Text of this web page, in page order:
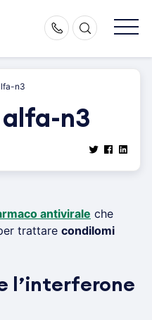
n3
alfa-n3
antivirale che
trattare condilomi
l’interferone